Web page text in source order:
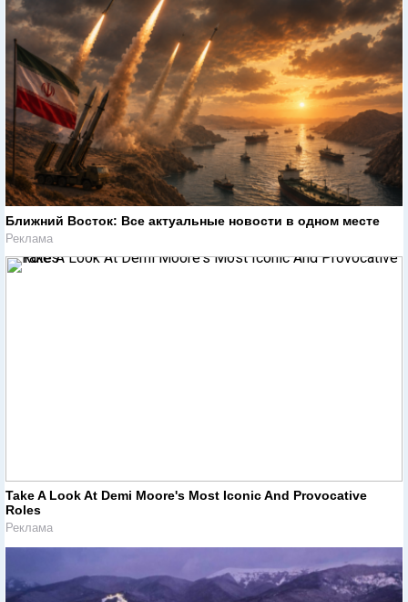
Ближний Восток: Все актуальные новости в одном месте
Реклама
Take A Look At Demi Moore's Most Iconic And Provocative
Roles
Реклама